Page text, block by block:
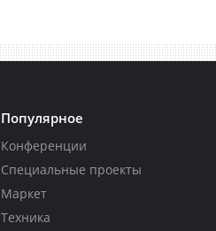
Популярное
Конференции
Специальные проекты
Маркет
Техника